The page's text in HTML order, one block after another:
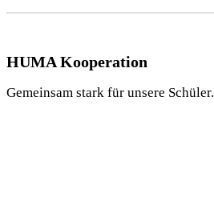
HUMA Kooperation
Gemeinsam stark für unsere Schüler.